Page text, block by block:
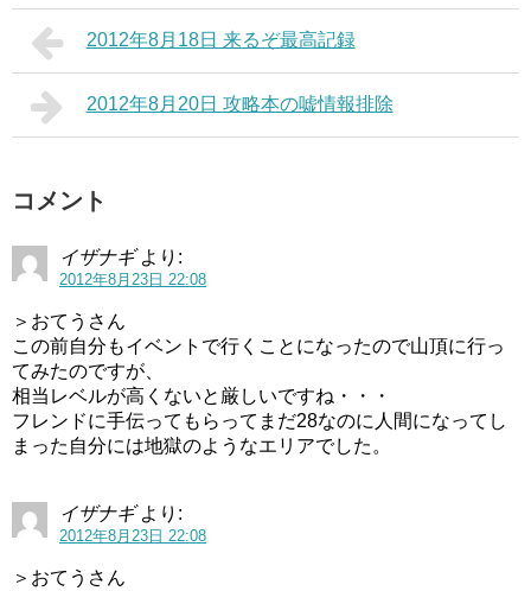
2012年8月18日 来るぞ最高記録
2012年8月20日 攻略本の嘘情報排除
コメント
イザナギ より:
2012年8月23日 22:08
＞おてうさん
この前自分もイベントで行くことになったので山頂に行っ
てみたのですが、
相当レベルが高くないと厳しいですね・・・
フレンドに手伝ってもらってまだ28なのに人間になってし
まった自分には地獄のようなエリアでした。
イザナギ より:
2012年8月23日 22:08
＞おてうさん